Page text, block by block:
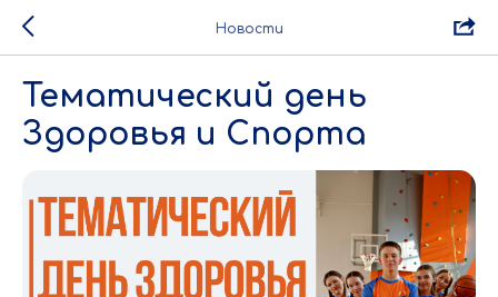
Новости
Тематический день
Здоровья и Спорта